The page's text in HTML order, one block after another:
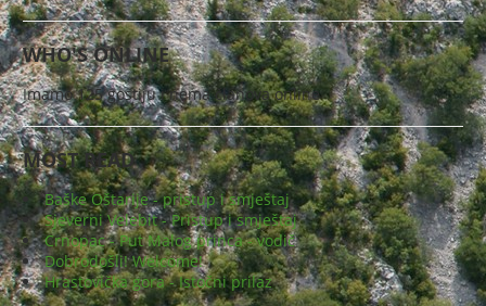
WHO'S ONLINE
Imamo 125 gostiju i nema članova online
MOST READ
Baške Oštarije - pristup i smještaj
Sjeverni Velebit - Pristup i smještaj
Crnopac - Put Malog princa - vodič
Dobrodošli! Welcome!
Hrastovička gora - Istočni prilaz